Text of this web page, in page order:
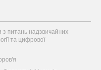
з питань надзвичайних
та цифрової